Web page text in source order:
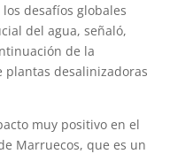
desafíos globales
del agua, señaló,
de la
plantas desalinizadoras
muy positivo en el
Marruecos, que es un